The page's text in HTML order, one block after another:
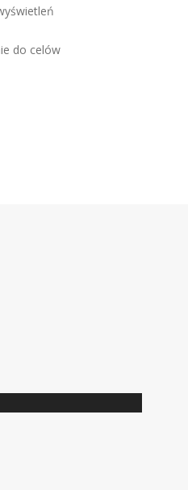
do celów